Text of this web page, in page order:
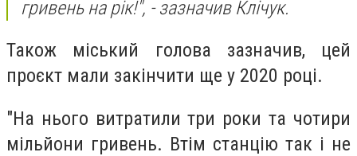
гривень на рік!", - зазначив Клічук.
Також міський голова зазначив, цей
проєкт мали закінчити ще у 2020 році.
"На нього витратили три роки та чотири
мільйони гривень. Втім станцію так і не